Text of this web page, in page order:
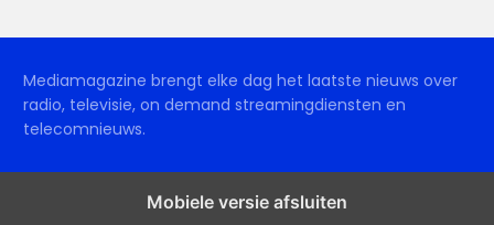
Mediamagazine brengt elke dag het laatste nieuws over
radio, televisie, on demand streamingdiensten en
telecomnieuws.
Mobiele versie afsluiten